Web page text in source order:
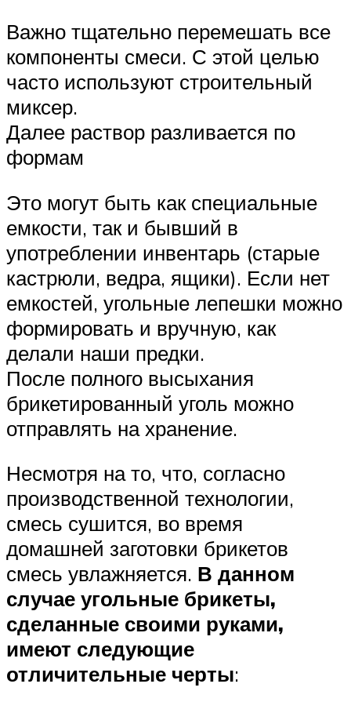
Важно тщательно перемешать все
компоненты смеси. С этой целью
часто используют строительный
миксер.
Далее раствор разливается по
формам
Это могут быть как специальные
емкости, так и бывший в
употреблении инвентарь (старые
кастрюли, ведра, ящики). Если нет
емкостей, угольные лепешки можно
формировать и вручную, как
делали наши предки.
После полного высыхания
брикетированный уголь можно
отправлять на хранение.
Несмотря на то, что, согласно
производственной технологии,
смесь сушится, во время
домашней заготовки брикетов
смесь увлажняется. В данном
случае угольные брикеты,
сделанные своими руками,
имеют следующие
отличительные черты: